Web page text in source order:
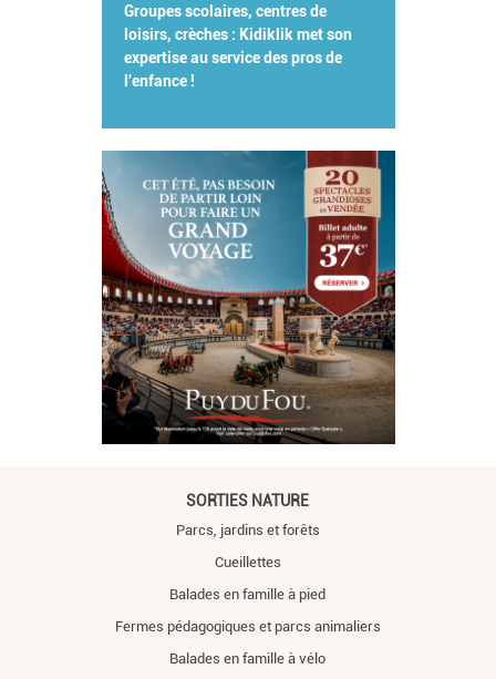
Groupes scolaires, centres de
loisirs, crèches : Kidiklik met son
expertise au service des pros de
l'enfance !
SORTIES NATURE
Parcs, jardins et forêts
Cueillettes
Balades en famille à pied
Fermes pédagogiques et parcs animaliers
Balades en famille à vélo